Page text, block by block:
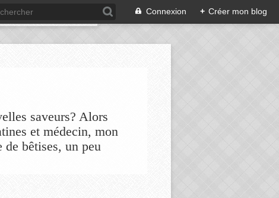
Connexion + Créer mon blog
saveurs? Alors
et médecin, mon
de bêtises, un peu